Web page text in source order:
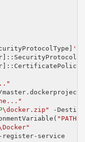
\docker.zip"
-
"PATH"
register-service